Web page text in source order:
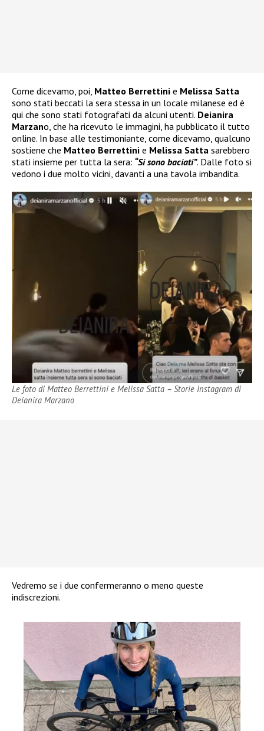
Come dicevamo, poi, Matteo Berrettini e Melissa Satta
sono stati beccati la sera stessa in un locale milanese ed è
qui che sono stati fotografati da alcuni utenti. Deianira
Marzano, che ha ricevuto le immagini, ha pubblicato il tutto
online. In base alle testimoniante, come dicevamo, qualcuno
sostiene che Matteo Berrettini e Melissa Satta sarebbero
stati insieme per tutta la sera: “Si sono baciati”. Dalle foto si
vedono i due molto vicini, davanti a una tavola imbandita.
Le foto di Matteo Berrettini e Melissa Satta – Storie Instagram di
Deianira Marzano
Vedremo se i due confermeranno o meno queste
indiscrezioni.